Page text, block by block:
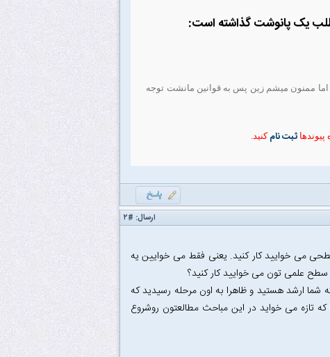
اما ممنون میشم زین پس به قوانین مانشت توجه
ثبت نام کنید.
ارسال: #۲
مى خوایید کار کنید. یعنى فقط مى خوایین یه
سطح علمى تون مى خوایید کار کنید؟
ارشد هستید و ظاهرا به اون مرحله رسیدید که
تازه مى خواید در این مباحث مطالعتون روشروع